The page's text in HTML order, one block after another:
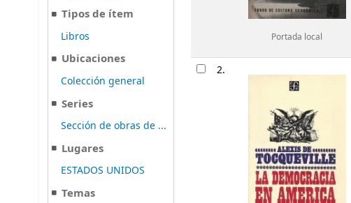
Tipos de ítem
Libros
Ubicaciones
Colección general
Series
Sección de obras de ...
Lugares
ESTADOS UNIDOS
Temas
Portada local
2.